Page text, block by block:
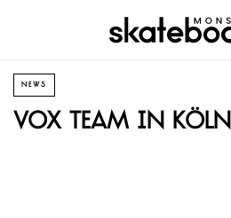
NEWS
VOX Team in Köln